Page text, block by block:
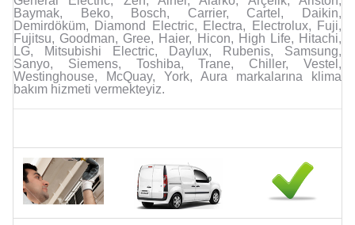
Baymak, Beko, Bosch, Carrier, Cartel, Daikin,
Demirdöküm, Diamond Electric, Electra, Electrolux, Fuji,
Fujitsu, Goodman, Gree, Haier, Hicon, High Life, Hitachi,
LG, Mitsubishi Electric, Daylux, Rubenis, Samsung,
Sanyo, Siemens, Toshiba, Trane, Chiller, Vestel,
Westinghouse, McQuay, York, Aura markalarına klima
bakım hizmeti vermekteyiz.